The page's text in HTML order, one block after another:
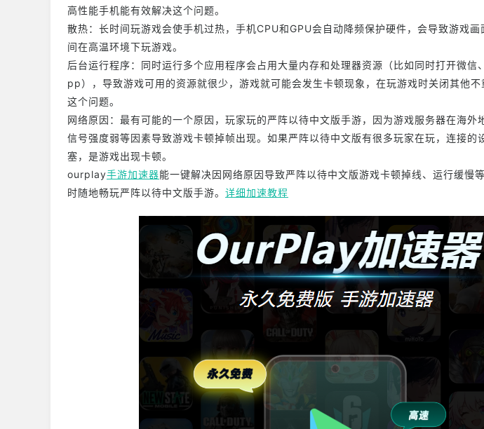
高性能手机能有效解决这个问题。
散热：长时间玩游戏会使手机过热，手机CPU和GPU会自动降频保护硬件，会导致游戏
间在高温环境下玩游戏。
后台运行程序：同时运行多个应用程序会占用大量内存和处理器资源（比如同时打开微信
pp），导致游戏可用的资源就很少，游戏就可能会发生卡顿现象，在玩游戏时关闭其他
这个问题。
网络原因：最有可能的一个原因，玩家玩的严阵以待中文版手游，因为游戏服务器在海外
信号强度弱等因素导致游戏卡顿掉帧出现。如果严阵以待中文版有很多玩家在玩，连接的
塞，是游戏出现卡顿。
ourplay手游加速器能一键解决因网络原因导致严阵以待中文版游戏卡顿掉线、运行缓慢
时随地畅玩严阵以待中文版手游。 详细加速教程